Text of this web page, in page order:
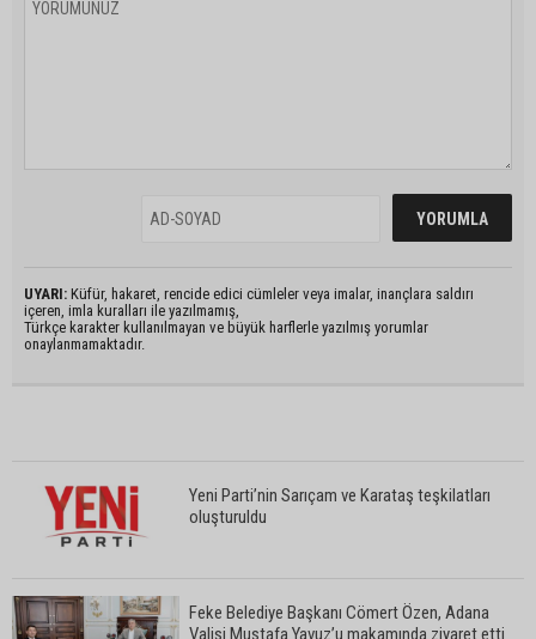
UYARI: Küfür, hakaret, rencide edici cümleler veya imalar, inançlara saldırı
içeren, imla kuralları ile yazılmamış,
Türkçe karakter kullanılmayan ve büyük harflerle yazılmış yorumlar
onaylanmamaktadır.
Yeni Parti’nin Sarıçam ve Karataş teşkilatları
oluşturuldu
Feke Belediye Başkanı Cömert Özen, Adana
Valisi Mustafa Yavuz’u makamında ziyaret etti